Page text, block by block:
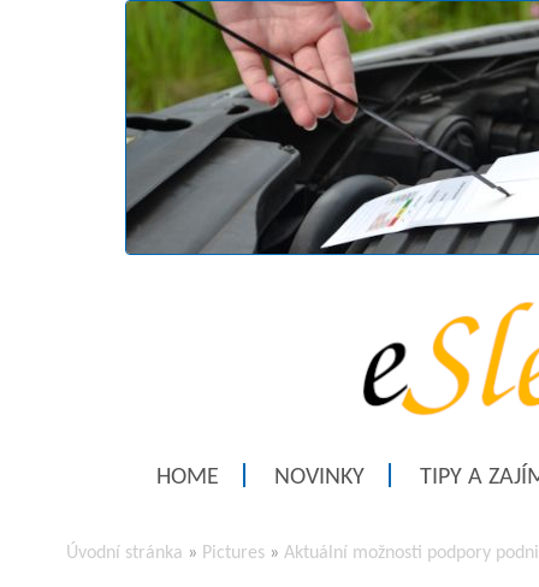
HOME NOVINKY TIPY A
Úvodní stránka » Pictures » Aktuální možnosti podpory